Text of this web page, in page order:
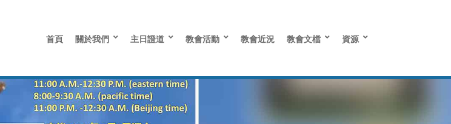
首頁 關於我們 主日證道 教會活動 教會近況 教會文檔 資源